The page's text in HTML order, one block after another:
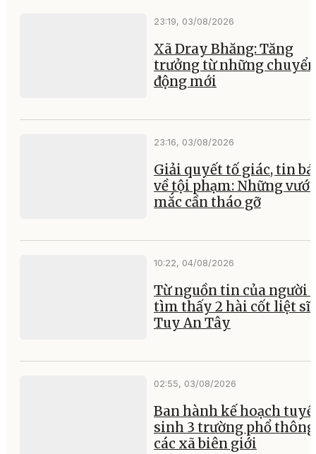
23:19, 03/08/2026
Xã Dray Bhăng: Tăng
trưởng từ những chuyển
động mới
23:16, 03/08/2026
Giải quyết tố giác, tin
về tội phạm: Những
mắc cần tháo gỡ
10:22, 04/08/2026
Từ nguồn tin của người
tìm thấy 2 hài cốt liệt sĩ
Tuy An Tây
02:55, 03/08/2026
Ban hành kế hoạch
sinh 3 trường phổ
các xã biên giới